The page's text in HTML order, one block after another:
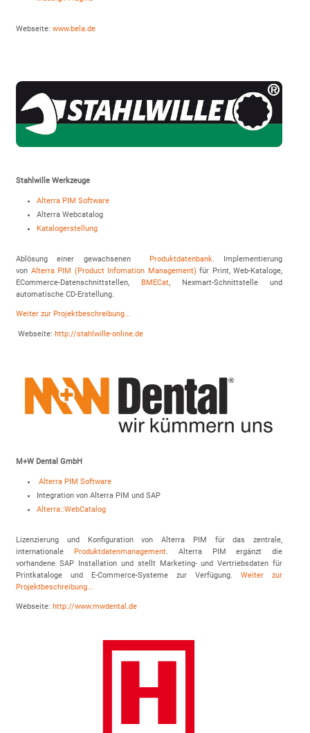
Webseite: www.bela.de
Stahlwille Werkzeuge
Alterra PIM Software
Alterra Webcatalog
Katalogerstellung
Ablösung einer gewachsenen Produktdatenbank. Implementierung
von Alterra PIM (Product Infomation Management) für Print, Web-Kataloge,
ECommerce-Datenschnittstellen,
BMECat, Nexmart-Schnittstelle und
automatische CD-Erstellung.
Weiter zur Projektbeschreibung...
Webseite: http://stahlwille-online.de
M+W Dental GmbH
Alterra PIM Software
Integration von Alterra PIM und SAP
Alterra::WebCatalog
Lizenzierung und Konfiguration von Alterra PIM für das zentrale,
internationale Produktdatenmanagement. Alterra PIM ergänzt die
vorhandene SAP Installation und stellt Marketing- und Vertriebsdaten für
Printkataloge und E-Commerce-Systeme zur Verfügung.Weiter zur
Projektbeschreibung...
Webseite: http://www.mwdental.de